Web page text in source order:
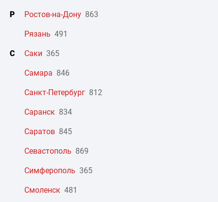
Р Ростов-на-Дону 863
Рязань 491
С Саки 365
Самара 846
Санкт-Петербург 812
Саранск 834
Саратов 845
Севастополь 869
Симферополь 365
Смоленск 481